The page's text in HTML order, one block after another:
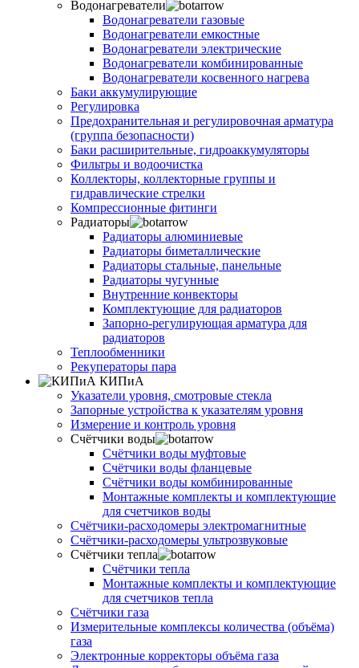
Водонагреватели
Водонагреватели газовые
Водонагреватели емкостные
Водонагреватели электрические
Водонагреватели комбинированные
Водонагреватели косвенного нагрева
Баки аккумулирующие
Регулировка
Предохранительная и регулировочная арматура
(группа безопасности)
Баки расширительные, гидроаккумуляторы
Фильтры и водоочистка
Коллекторы, коллекторные группы и
гидравлические стрелки
Компрессионные фитинги
Радиаторы
Радиаторы алюминиевые
Радиаторы биметаллические
Радиаторы стальные, панельные
Радиаторы чугунные
Внутренние конвекторы
Комплектующие для радиаторов
Запорно-регулирующая арматура для
радиаторов
Теплообменники
Рекуператоры пара
КИПиА
Указатели уровня, смотровые стекла
Запорные устройства к указателям уровня
Измерение и контроль уровня
Счётчики воды
Счётчики воды муфтовые
Счётчики воды фланцевые
Счётчики воды комбинированные
Монтажные комплекты и комплектующие
для счетчиков воды
Счётчики-расходомеры электромагнитные
Счётчики-расходомеры ультрозвуковые
Счётчики тепла
Счётчики тепла
Монтажные комплекты и комплектующие
для счетчиков тепла
Счётчики газа
Измерительные комплексы количества (объёма)
газа
Электронные корректоры объёма газа